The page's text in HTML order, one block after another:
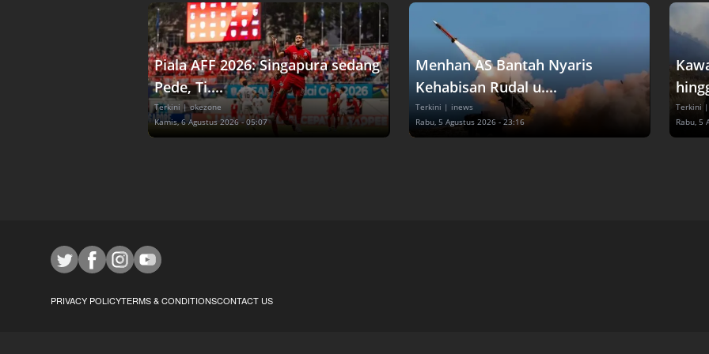
Piala AFF 2026: Singapura sedang
Pede, Ti....
Terkini | okezone
Kamis, 6 Agustus 2026 - 05:07
Menhan AS Bantah Nyaris
Kehabisan Rudal u....
Terkini | inews
Rabu, 5 Agustus 2026 - 23:16
Terkini
Rabu, 5
PRIVACY POLICYTERMS & CONDITIONSCONTACT US